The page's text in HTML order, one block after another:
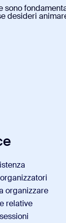
sono
desideri
organizzare
relative